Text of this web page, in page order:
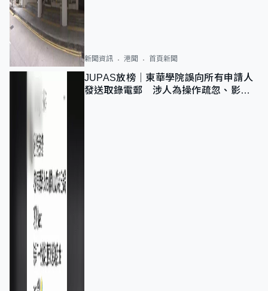
新聞資訊 港聞 首頁新聞
JUPAS放榜｜東華學院誤向所有申請人
發送取錄電郵 涉人為操作疏忽、影響